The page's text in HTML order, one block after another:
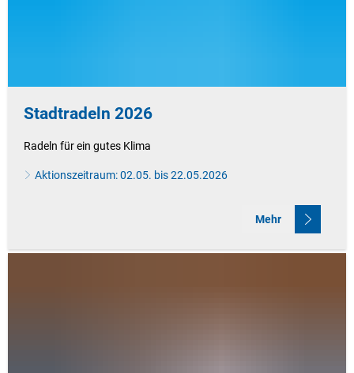
Stadtradeln 2026
Radeln für ein gutes Klima
Aktionszeitraum: 02.05. bis 22.05.2026
Mehr